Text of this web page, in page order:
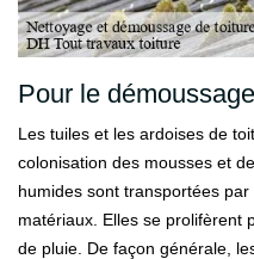
Pour le
Les tuiles et les ardoises de
colonisation des mousses et
humides sont transportées
matériaux. Elles se prolifèrent
de pluie. De façon générale,